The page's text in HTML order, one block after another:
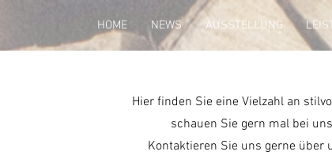
HOME NEWS AUSSTELLUNG
Hier finden Sie eine Vielzahl an
schauen Sie gern mal bei
Kontaktieren Sie uns gerne über